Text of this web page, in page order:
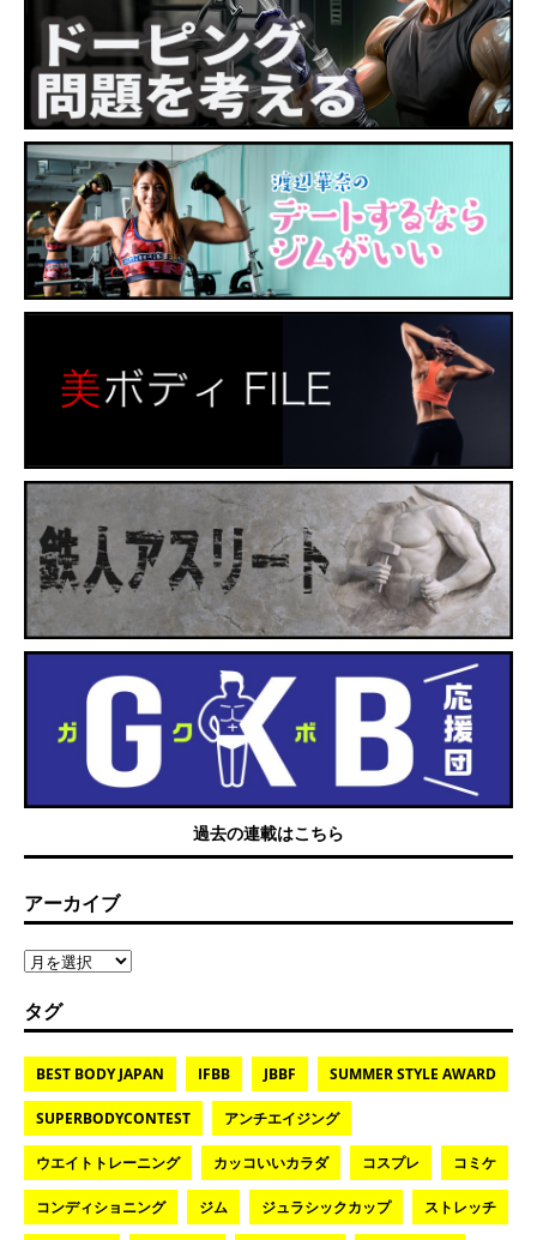
過去の連載はこちら
アーカイブ
タグ
BEST BODY JAPAN IFBB JBBF SUMMER STYLE AWARD
SUPERBODYCONTEST アンチエイジング
ウエイトトレーニング カッコいいカラダ コスプレ コミケ
コンディショニング ジム ジュラシックカップ ストレッチ